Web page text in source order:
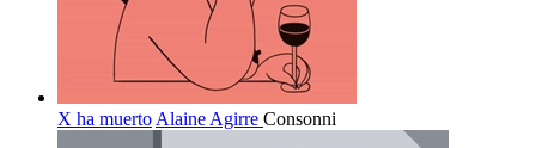
X ha muerto Alaine Agirre Consonni